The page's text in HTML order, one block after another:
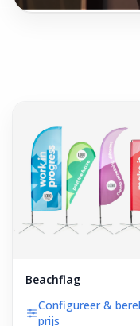
Beachflag
Configureer &
prijs